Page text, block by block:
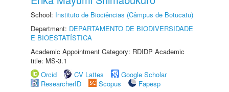
School: Instituto de Biociências (Câmpus de Botucatu)
Department: DEPARTAMENTO DE BIODIVERSIDADE
E BIOESTATÍSTICA
Academic Appointment Category: RDIDP Academic
title: MS-3.1
Orcid
CV Lattes
Google Scholar
ResearcherID
Scopus
Fapesp